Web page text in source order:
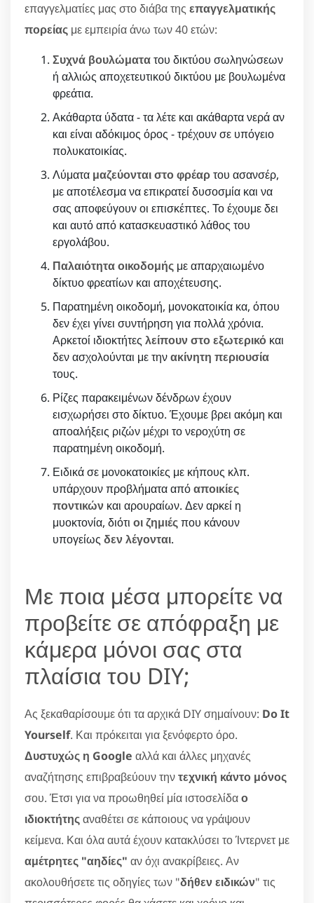
επαγγελματίες μας στο διάβα της επαγγελματικής
πορείας με εμπειρία άνω των 40 ετών:
Συχνά βουλώματατου δικτύου σωληνώσεων
ή αλλιώς αποχετευτικού δικτύου με βουλωμένα
φρεάτια.
Ακάθαρτα ύδατα - τα λέτε και ακάθαρτα νερά αν
και είναι αδόκιμος όρος - τρέχουν σε υπόγειο
πολυκατοικίας.
Λύματα μαζεύονται στο φρέαρτου ασανσέρ,
με αποτέλεσμα να επικρατεί δυσοσμία και να
σας αποφεύγουν οι επισκέπτες. Το έχουμε δει
και αυτό από κατασκευαστικό λάθος του
εργολάβου.
Παλαιότητα οικοδομής με απαρχαιωμένο
δίκτυο φρεατίων και αποχέτευσης.
Παρατημένη οικοδομή, μονοκατοικία κα, όπου
δεν έχει γίνει συντήρηση για πολλά χρόνια.
Αρκετοί ιδιοκτήτες λείπουν στο εξωτερικό και
δεν ασχολούνται με τηνακίνητη περιουσία
τους.
Ρίζες παρακειμένων δένδρων έχουν
εισχωρήσει στο δίκτυο. Έχουμε βρει ακόμη και
αποαλήξεις ριζών μέχρι το νεροχύτη σε
παρατημένη οικοδομή.
Ειδικά σε μονοκατοικίες με κήπους κλπ.
υπάρχουν προβλήματα απόαποικίες
ποντικών και αρουραίων. Δεν αρκεί η
μυοκτονία, διότι οι ζημιέςπου κάνουν
υπογείως δεν λέγονται.
Με ποια μέσα μπορείτε να
προβείτε σε απόφραξη με
κάμερα μόνοι σας στα
πλαίσια του DIY;
Ας ξεκαθαρίσουμε ότι τα αρχικά DIY σημαίνουν: Do It
Yourself. Και πρόκειται για ξενόφερτο όρο.
Δυστυχώς η Google αλλά και άλλες μηχανές
αναζήτησης επιβραβεύουν τηντεχνική κάντο μόνος
σου. Έτσι για να προωθηθεί μία ιστοσελίδαο
ιδιοκτήτηςαναθέτει σε κάποιους να γράψουν
κείμενα. Και όλα αυτά έχουν κατακλύσει το Ίντερνετ με
αμέτρητες "αηδίες" αν όχι ανακρίβειες. Αν
ακολουθήσετε τις οδηγίες των "δήθεν ειδικών" τις